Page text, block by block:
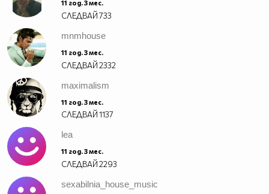
11 год. 3 мес.
СЛЕДВАЙ733
mnmhouse
11 год. 3 мес.
СЛЕДВАЙ2332
maximalism
11 год. 3 мес.
СЛЕДВАЙ1137
lea
11 год. 3 мес.
СЛЕДВАЙ2293
sexabilnia_house_music